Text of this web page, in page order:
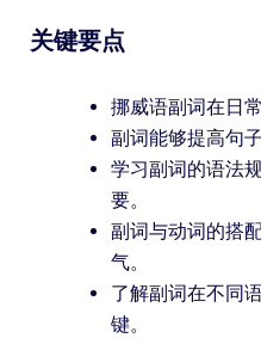
关键要点
挪威语副词在日
副词能够提高句
学习副词的语法
要。
副词与动词的搭
气。
了解副词在不同
键。